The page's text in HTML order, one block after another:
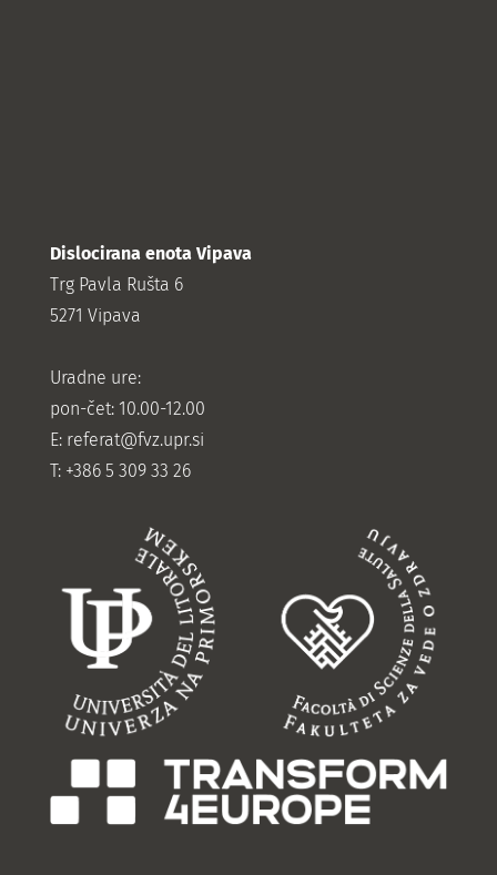
Dislocirana enota Vipava
Trg Pavla Rušta 6
5271 Vipava
Uradne ure:
pon-čet: 10.00-12.00
E: referat@fvz.upr.si
T: +386 5 309 33 26